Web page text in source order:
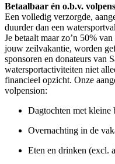
Betaalbaar én o.b.v.
Een volledig verzorgde,
duurder dan een
Je betaalt maar zo’n 50%
jouw zeilvakantie, worden
sponsoren en donateurs van
watersportactiviteiten niet
financieel opzicht. Onze
volpension:
Dagtochten met kleine
Overnachting in de
Eten en drinken (excl.